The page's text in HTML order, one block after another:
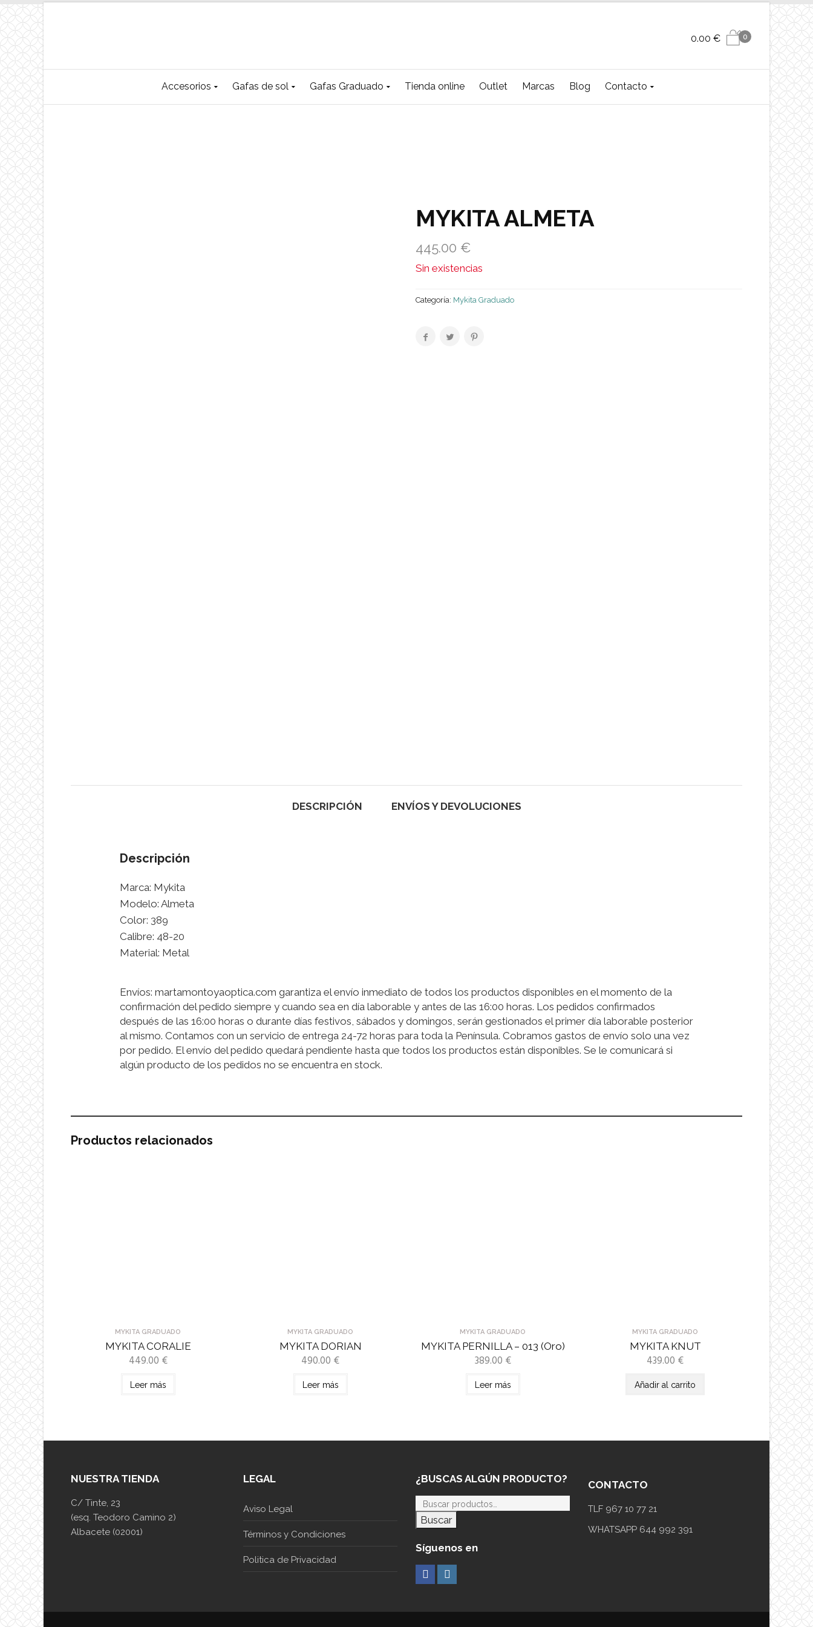
0
0.00 €
Accesorios Gafas de sol Gafas Graduado Tienda online Outlet Marcas Blog Contacto
MYKITA ALMETA
445.00 €
Sin existencias
Categoría: Mykita Graduado
DESCRIPCIÓN ENVÍOS Y DEVOLUCIONES
Descripción
Marca: Mykita
Modelo: Almeta
Color: 389
Calibre: 48-20
Material: Metal
Envíos: martamontoyaoptica.com garantiza el envío inmediato de todos los productos disponibles en el momento de la
confirmación del pedido siempre y cuando sea en día laborable y antes de las 16:00 horas. Los pedidos confirmados
después de las 16:00 horas o durante días festivos, sábados y domingos, serán gestionados el primer día laborable posterior
al mismo. Contamos con un servicio de entrega 24-72 horas para toda la Península. Cobramos gastos de envío solo una vez
por pedido. El envío del pedido quedará pendiente hasta que todos los productos están disponibles. Se le comunicará si
algún producto de los pedidos no se encuentra en stock.
Productos relacionados
MYKITA GRADUADO
MYKITA CORALIE
449.00 €
Leer más
MYKITA GRADUADO
MYKITA DORIAN
490.00 €
Leer más
MYKITA GRADUADO
MYKITA PERNILLA – 013 (Oro)
389.00 €
Leer más
MYKITA GRADUADO
MYKITA KNUT
439.00 €
Añadir al carrito
NUESTRA TIENDA
C/ Tinte, 23
(esq. Teodoro Camino 2)
Albacete (02001)
LEGAL
Aviso Legal
Términos y Condiciones
Politica de Privacidad
¿BUSCAS ALGÚN PRODUCTO?
Buscar
CONTACTO
TLF 967 10 77 21
WHATSAPP 644 992 391
Síguenos en